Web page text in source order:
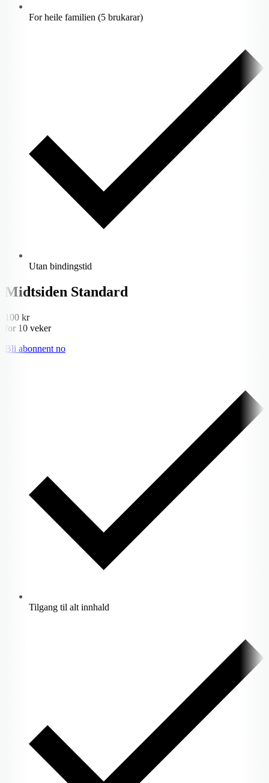
For heile familien (5 brukarar)
Utan bindingstid
Midtsiden Standard
100 kr
for 10 veker
Bli abonnent no
Tilgang til alt innhald